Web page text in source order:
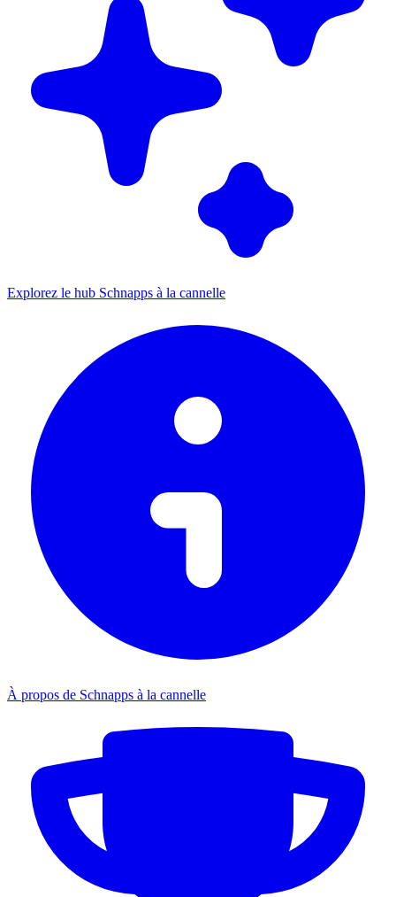
Explorez le hub Schnapps à la cannelle
À propos de Schnapps à la cannelle